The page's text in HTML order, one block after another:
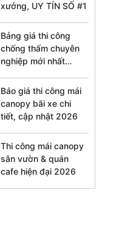
xưởng, UY TÍN SỐ #1
Bảng giá thi công
chống thấm chuyên
nghiệp mới nhất
Báo giá thi công mái
canopy bãi xe chi
tiết, cập nhật 2026
Thi công mái canopy
sân vườn & quán
cafe hiện đại 2026